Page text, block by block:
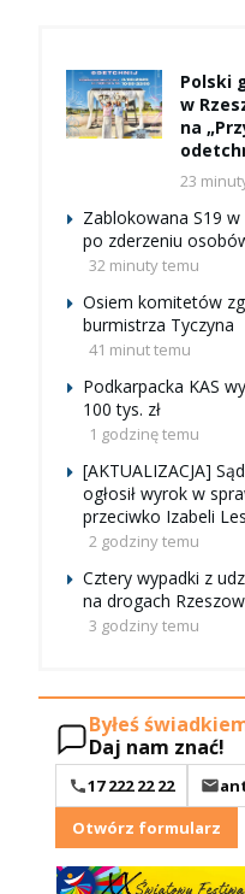
Polski
w
na
23
Zablokowana S19
po zderzeniu
32 minuty temu
Osiem komitetów
burmistrza Tyczyna
41 minut temu
Podkarpacka KAS
100 tys. zł
1 godzinę temu
[AKTUALIZACJA]
ogłosił wyrok w
przeciwko Izabeli
2 godziny temu
Cztery wypadki z
na drogach
3 godziny temu
Byłeś
Daj nam znać!
17 222 22 22
Otwórz formularz